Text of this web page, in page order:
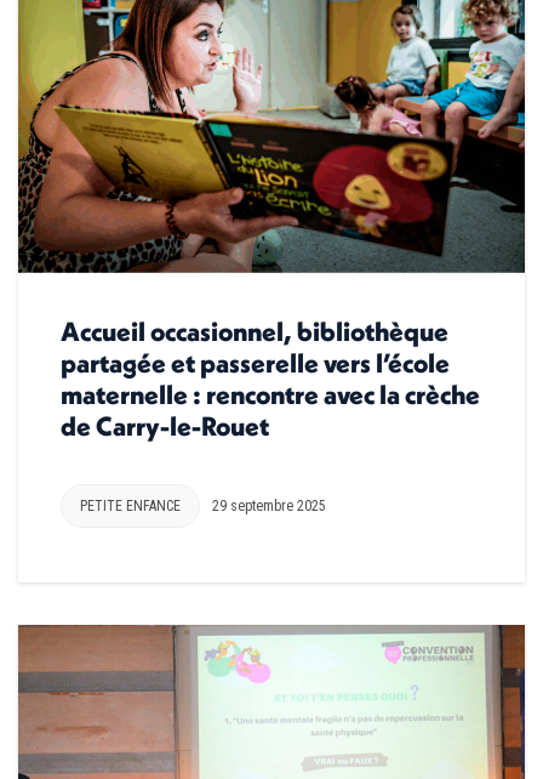
Accueil occasionnel, bibliothèque
partagée et passerelle vers l’école
maternelle : rencontre avec la crèche
de Carry-le-Rouet
PETITE ENFANCE 29 septembre 2025